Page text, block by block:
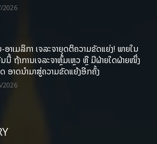
2026
ອາເມລິກາ ເຈລະຈາຍຸດຕິຄວາມຂັດແຍ່ງ! ພາຍໃນ
ນີ້ ຖ້າການເຈລະຈາຫຼົ້ມເຫຼວ ຫຼື ມີຝ່າຍໃດຝ່າຍໜຶ່ງ
ອາດນໍາມາສູ່ຄວາມຂັດແຍ້ງອີກຄັ້ງ
2026